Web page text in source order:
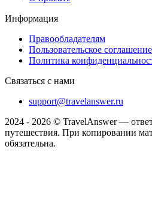
Информация
Правообладателям
Пользовательское соглашение
Политика
Связаться с нами
support@travelanswer.ru
2024 - 2026 © TravelAnswer —
путешествия. При копировании
обязательна.